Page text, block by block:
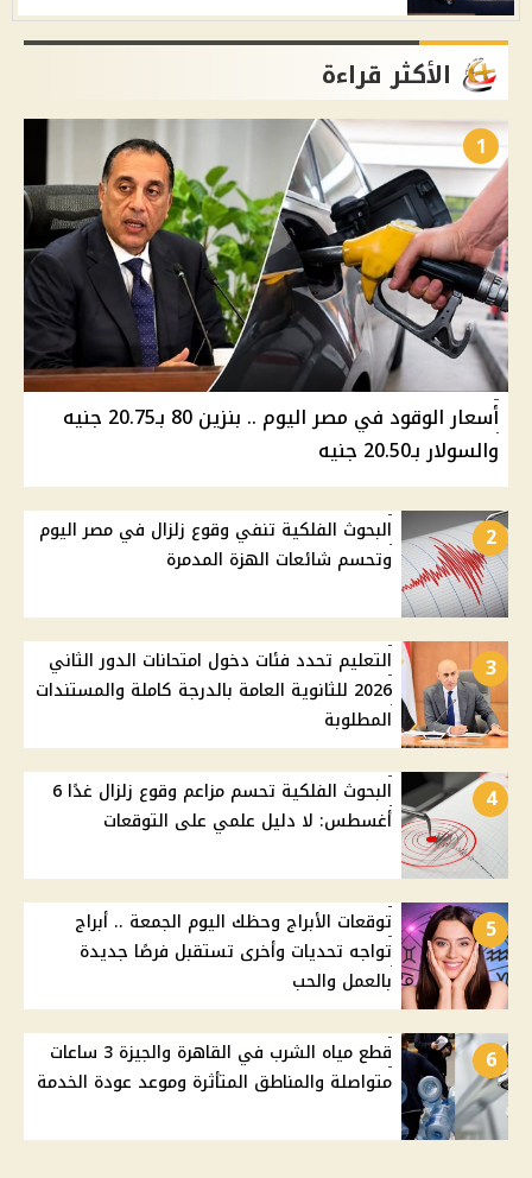
الأكثر قراءة
1
أسعار الوقود في مصر اليوم .. بنزين 80 بـ20.75 جنيه
والسولار بـ20.50 جنيه
2
البحوث الفلكية تنفي وقوع زلزال في مصر اليوم
وتحسم شائعات الهزة المدمرة
3
التعليم تحدد فئات دخول امتحانات الدور الثاني
2026 للثانوية العامة بالدرجة كاملة والمستندات
المطلوبة
4
البحوث الفلكية تحسم مزاعم وقوع زلزال غدًا 6
أغسطس: لا دليل علمي على التوقعات
5
توقعات الأبراج وحظك اليوم الجمعة .. أبراج
تواجه تحديات وأخرى تستقبل فرصًا جديدة
بالعمل والحب
6
قطع مياه الشرب في القاهرة والجيزة 3 ساعات
متواصلة والمناطق المتأثرة وموعد عودة الخدمة